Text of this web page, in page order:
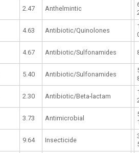
2.47 Anthelmintic
4.63 Antibiotic/Quinolones
4.67 Antibiotic/Sulfonamides
5.40 Antibiotic/Sulfonamides
2.30 Antibiotic/Beta-lactam
3.73 Antimicrobial
9.64 Insecticide